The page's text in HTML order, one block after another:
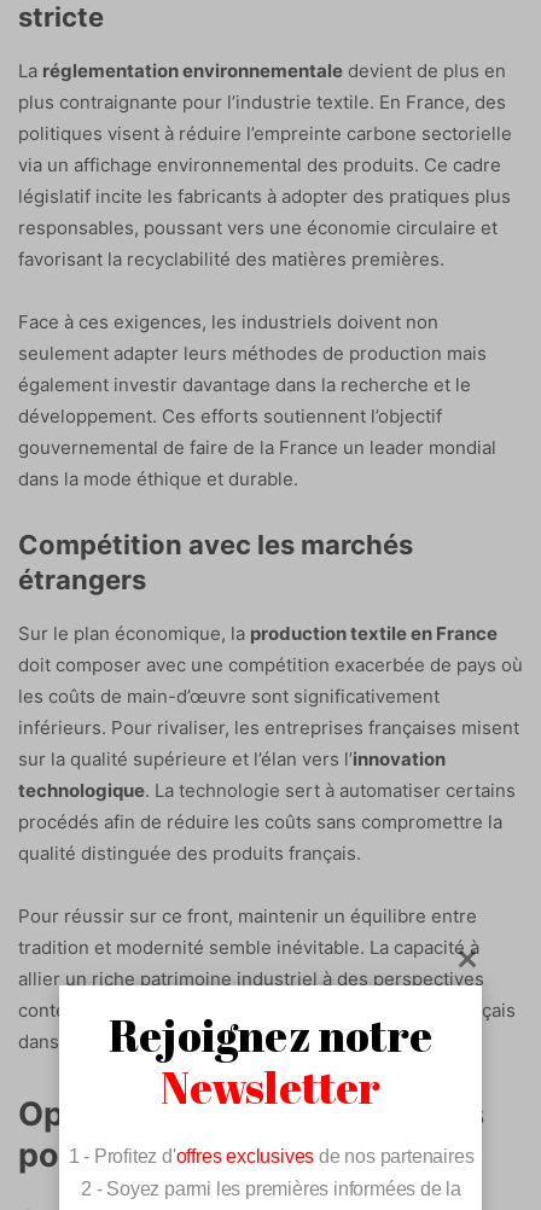
stricte
La réglementation environnementale devient de plus en
plus contraignante pour l’industrie textile. En France, des
politiques visent à réduire l’empreinte carbone sectorielle
via un affichage environnemental des produits. Ce cadre
législatif incite les fabricants à adopter des pratiques plus
responsables, poussant vers une économie circulaire et
favorisant la recyclabilité des matières premières.
Face à ces exigences, les industriels doivent non
seulement adapter leurs méthodes de production mais
également investir davantage dans la recherche et le
développement. Ces efforts soutiennent l’objectif
gouvernemental de faire de la France un leader mondial
dans la mode éthique et durable.
Compétition avec les marchés
étrangers
Sur le plan économique, la production textile en France
doit composer avec une compétition exacerbée de pays où
les coûts de main-d’œuvre sont significativement
inférieurs. Pour rivaliser, les entreprises françaises misent
sur la qualité supérieure et l’élan vers l’innovation
technologique. La technologie sert à automatiser certains
procédés afin de réduire les coûts sans compromettre la
qualité distinguée des produits français.
Pour réussir sur ce front, maintenir un équilibre entre
tradition et modernité semble inévitable. La capacité à
allier un riche patrimoine industriel à des perspectives
contemporaines définira la place des producteurs français
dans le panorama textile mondial.
Opportunités et perspectives
pour l’avenir
Rejoignez notre
Newsletter
1 - Profitez d'offres exclusives de nos partenaires
2 - Soyez parmi les premières informées de la